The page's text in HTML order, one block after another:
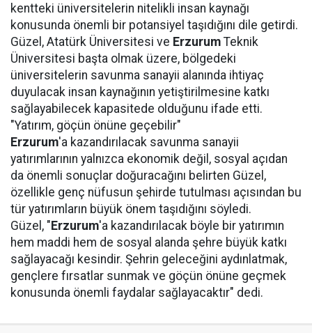
kentteki üniversitelerin nitelikli insan kaynağı
konusunda önemli bir potansiyel taşıdığını dile getirdi.
Güzel, Atatürk Üniversitesi ve Erzurum Teknik
Üniversitesi başta olmak üzere, bölgedeki
üniversitelerin savunma sanayii alanında ihtiyaç
duyulacak insan kaynağının yetiştirilmesine katkı
sağlayabilecek kapasitede olduğunu ifade etti.
"Yatırım, göçün önüne geçebilir"
Erzurum'a kazandırılacak savunma sanayii
yatırımlarının yalnızca ekonomik değil, sosyal açıdan
da önemli sonuçlar doğuracağını belirten Güzel,
özellikle genç nüfusun şehirde tutulması açısından bu
tür yatırımların büyük önem taşıdığını söyledi.
Güzel, " Erzurum'a kazandırılacak böyle bir yatırımın
hem maddi hem de sosyal alanda şehre büyük katkı
sağlayacağı kesindir. Şehrin geleceğini aydınlatmak,
gençlere fırsatlar sunmak ve göçün önüne geçmek
konusunda önemli faydalar sağlayacaktır" dedi.